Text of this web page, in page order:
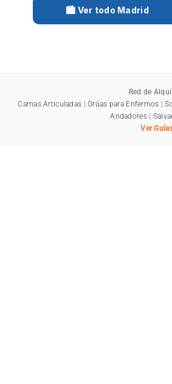
🏙️ Ver todo Madrid
Red de
Camas Articuladas |Grúas para Enfermos |
Andadores|
Ver